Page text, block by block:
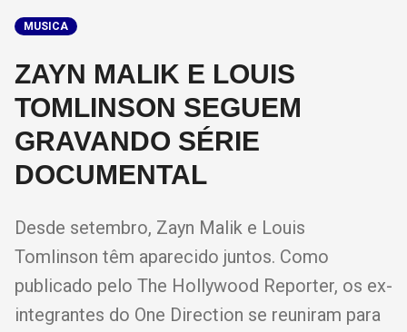
MUSICA
ZAYN MALIK E LOUIS
TOMLINSON SEGUEM
GRAVANDO SÉRIE
DOCUMENTAL
Desde setembro, Zayn Malik e Louis
Tomlinson têm aparecido juntos. Como
publicado pelo The Hollywood Reporter, os ex-
integrantes do One Direction se reuniram para